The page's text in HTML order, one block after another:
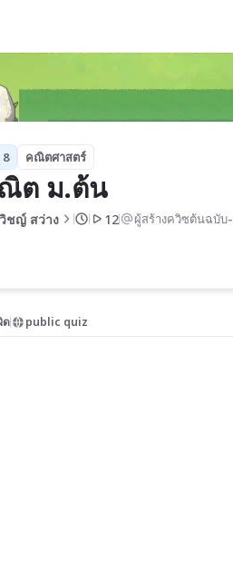
คณิตศาสตร์
ต ม.ต้น
ชญ์ สว่าง 12 ผู้สร้างควิซต้นฉบับ-
ด public quiz